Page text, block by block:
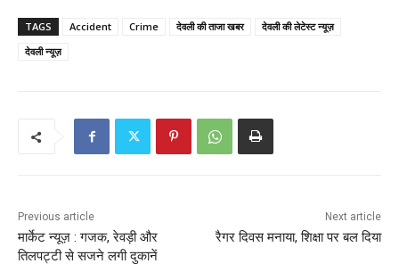
TAGS Accident Crime देवली की ताजा खबर
देवली की लेटेस्ट न्यूज़
देवली न्यूज़
Previous article
मार्केट न्यूज़ : गजक, रेवड़ी और
तिलपट्टी से सजने लगी दुकानें
Next article
रैगर दिवस मनाया, शिक्षा पर बल दिया